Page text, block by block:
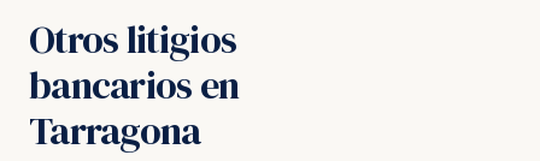
Otros litigios
bancarios en
Tarragona